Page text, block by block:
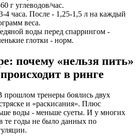
г углеводов/час.
4 часа. После - 1,25-1,5 л на каждый
веса.
воды перед спаррингом -
глотки - норм.
почему «нельзя пить»
в ринге
прошлом тренеры боялись двух
и «раскисания». Плюс
воды - меньше суеты. И у многих
те годы не было данных по